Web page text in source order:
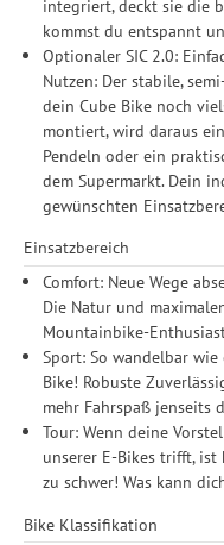
integriert, deckt sie die
kommst du entspannt
Optionaler SIC 2.0:
Nutzen: Der stabile,
dein Cube Bike noch
montiert, wird daraus
Pendeln oder ein
dem Supermarkt. Dein
gewünschten
Einsatzbereich
Comfort: Neue Wege
Die Natur und
Mountainbike-
Sport: So wandelbar
Bike! Robuste
mehr Fahrspaß jenseits
Tour: Wenn deine
unserer E-Bikes trifft,
zu schwer! Was kann
Bike Klassifikation